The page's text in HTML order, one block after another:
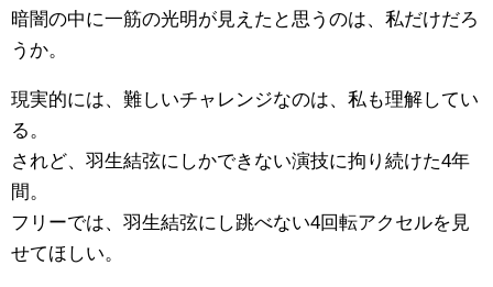
暗闇の中に一筋の光明が見えたと思うのは、私だけだろ
うか。
現実的には、難しいチャレンジなのは、私も理解してい
る。
されど、羽生結弦にしかできない演技に拘り続けた4年
間。
フリーでは、羽生結弦にし跳べない4回転アクセルを見
せてほしい。